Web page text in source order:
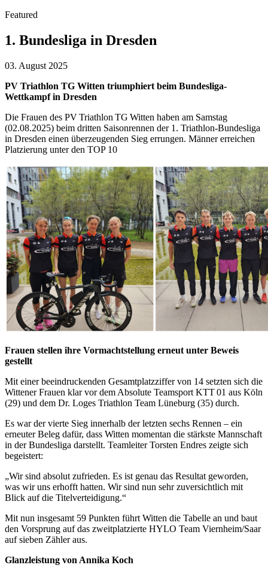
Featured
1. Bundesliga in Dresden
03. August 2025
PV Triathlon TG Witten triumphiert beim Bundesliga-
Wettkampf in Dresden
Die Frauen des PV Triathlon TG Witten haben am Samstag
(02.08.2025) beim dritten Saisonrennen der 1. Triathlon-Bundesliga
in Dresden einen überzeugenden Sieg errungen. Männer erreichen
Platzierung unter den TOP 10
Frauen stellen ihre Vormachtstellung erneut unter Beweis
gestellt
Mit einer beeindruckenden Gesamtplatzziffer von 14 setzten sich die
Wittener Frauen klar vor dem Absolute Teamsport KTT 01 aus Köln
(29) und dem Dr. Loges Triathlon Team Lüneburg (35) durch.
Es war der vierte Sieg innerhalb der letzten sechs Rennen – ein
erneuter Beleg dafür, dass Witten momentan die stärkste Mannschaft
in der Bundesliga darstellt. Teamleiter Torsten Endres zeigte sich
begeistert:
„Wir sind absolut zufrieden. Es ist genau das Resultat geworden,
was wir uns erhofft hatten. Wir sind nun sehr zuversichtlich mit
Blick auf die Titelverteidigung.“
Mit nun insgesamt 59 Punkten führt Witten die Tabelle an und baut
den Vorsprung auf das zweitplatzierte HYLO Team Viernheim/Saar
auf sieben Zähler aus.
Glanzleistung von Annika Koch